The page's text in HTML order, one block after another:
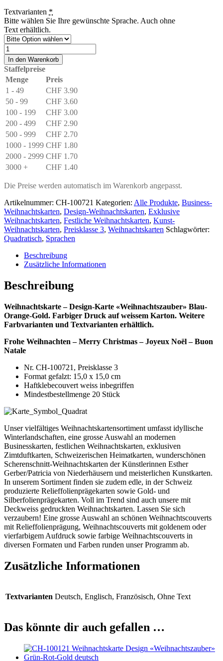
Textvarianten *
Bitte wählen Sie Ihre gewünschte Sprache. Auch ohne
Text erhältlich.
Weihnachtskarte
Design
«Weihnachtszauber»
Blau-
Orange-
Gold
Menge
In den Warenkorb
Staffelpreise
Menge
Preis
1 - 49
CHF 3.90
50 - 99
CHF 3.60
100 - 199
CHF 3.00
200 - 499
CHF 2.90
500 - 999
CHF 2.70
1000 - 1999 CHF 1.80
2000 - 2999 CHF 1.70
3000 +
CHF 1.40
Die Preise werden automatisch im Warenkorb angepasst.
Artikelnummer: CH-100721 Kategorien: Alle Produkte, Business-
Weihnachtskarten, Design-Weihnachtskarten, Exklusive
Weihnachtskarten, Festliche Weihnachtskarten, Kunst-
Weihnachtskarten, Preisklasse 3, Weihnachtskarten Schlagwörter:
Quadratisch, Sprachen
Beschreibung
Zusätzliche Informationen
Beschreibung
Weihnachtskarte – Design-Karte «Weihnachtszauber» Blau-
Orange-Gold. Farbiger Druck auf weissem Karton. Weitere
Farbvarianten und Textvarianten erhältlich.
Frohe Weihnachten – Merry Christmas – Joyeux Noël – Buon
Natale
Nr. CH-100721, Preisklasse 3
Format gefalzt: 15,0 x 15,0 cm
Haftklebecouvert weiss inbegriffen
Mindestbestellmenge 20 Stück
Unser vielfältiges Weihnachtskartensortiment umfasst idyllische
Winterlandschaften, eine grosse Auswahl an modernen
Businesskarten, festlichen Weihnachtskarten, exklusiven
Zimtduftkarten, Schweizerischen Heimatkarten, wunderschönen
Scherenschnitt-Weihnachtskarten der Künstlerinnen Esther
Gerber/Patricia von Niederhäusern und meisterlichen Kunstkarten.
In unserem Sortiment finden sie zudem edle, in der Schweiz
produzierte Relieffolienprägekarten sowie Gold- und
Silberfolienprägekarten. Voll im Trend sind auch unsere mit
Deckweiss gedruckten Weihnachtskarten. Lassen Sie sich
verzaubern! Eine grosse Auswahl an schönen Weihnachtscouverts
mit Relieffolienprägung, Weihnachtscouverts mit goldenem oder
vierfarbigem Aufdruck sowie farbige Weihnachtscouverts in
diversen Formaten und Farben runden unser Programm ab.
Zusätzliche Informationen
Textvarianten Deutsch, Englisch, Französisch, Ohne Text
Das könnte dir auch gefallen …